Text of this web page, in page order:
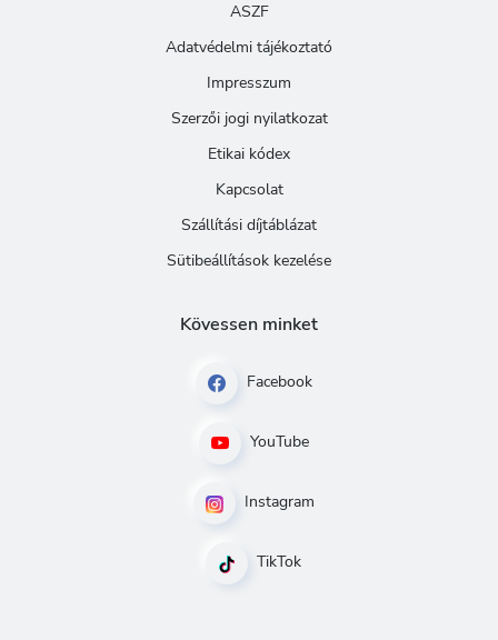
ASZF
Adatvédelmi tájékoztató
Impresszum
Szerzői jogi nyilatkozat
Etikai kódex
Kapcsolat
Szállítási díjtáblázat
Sütibeállítások kezelése
Kövessen minket
Facebook
YouTube
Instagram
TikTok